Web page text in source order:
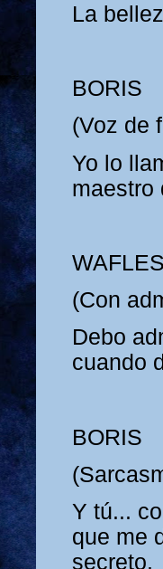
La
BORIS
(Voz de
Yo lo
maestro
WAFLES
(Con
Debo
cuando
BORIS
Y tú...
que me
secreto.